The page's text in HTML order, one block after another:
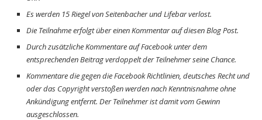
Es werden 15 Riegel von Seitenbacher und Lifebar verlost.
Die Teilnahme erfolgt über einen Kommentar auf diesen Blog Post.
Durch zusätzliche Kommentare auf Facebook unter dem
entsprechenden Beitrag verdoppelt der Teilnehmer seine Chance.
Kommentare die gegen die Facebook Richtlinien, deutsches Recht und
oder das Copyright verstoßen werden nach Kenntnisnahme ohne
Ankündigung entfernt. Der Teilnehmer ist damit vom Gewinn
ausgeschlossen.